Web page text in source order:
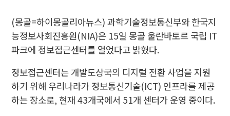
(몽골=하이몽골리아뉴스) 과학기술정보통신부와 한국지
능정보사회진흥원(NIA)은 15일 몽골 울란바토르 국립 IT
파크에 정보접근센터를 열었다고 밝혔다.
정보접근센터는 개발도상국의 디지털 전환 사업을 지원
하기 위해 우리나라가 정보통신기술(ICT) 인프라를 제공
하는 장소로, 현재 43개국에서 51개 센터가 운영 중이다.